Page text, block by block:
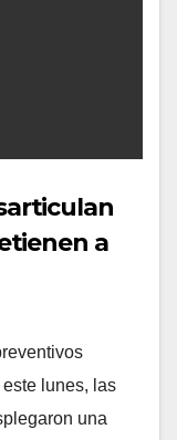
a
lunes, las
una